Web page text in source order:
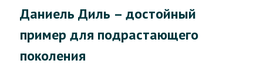
Даниель Диль – достойный
пример для подрастающего
поколения